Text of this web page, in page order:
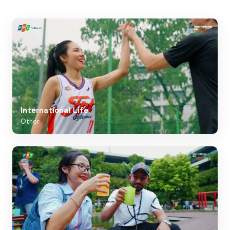
International Life
Other